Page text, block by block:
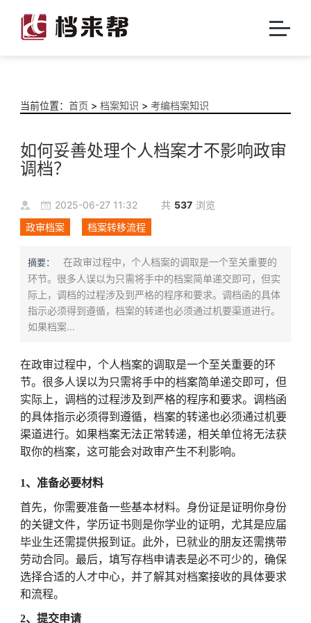
当前位置： 首页 > 档案知识 > 考编档案知识
如何妥善处理个人档案才不影响政审
调档？
2025-06-27 11:32 共 537 浏览
政审档案
档案转移流程
摘要：
在政审过程中，个人档案的调取是一个至关重要的
环节。很多人误以为只需将手中的档案简单递交即可，但实
际上，调档的过程涉及到严格的程序和要求。调档函的具体
指示必须得到遵循，档案的转递也必须通过机要渠道进行。
如果档案...
在政审过程中，个人档案的调取是一个至关重要的环
节。很多人误以为只需将手中的档案简单递交即可，但
实际上，调档的过程涉及到严格的程序和要求。调档函
的具体指示必须得到遵循，档案的转递也必须通过机要
渠道进行。如果档案无法正常转递，相关单位将无法获
取你的档案，这可能会对政审产生不利影响。
1、准备必要材料
首先，你需要准备一些基本材料。身份证是证明你身份
的关键文件，学历证书则是你学业的证明，尤其是应届
毕业生还需提供报到证。此外，已就业的朋友还需携带
劳动合同。最后，填写存档申请表是必不可少的，确保
选择合适的人才中心，并了解其对档案接收的具体要求
和流程。
2、提交申请